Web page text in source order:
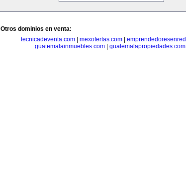
Otros dominios en venta:
tecnicadeventa.com
mexofertas.com
guatemalainmuebles.com| guatemalapropiedades.com|